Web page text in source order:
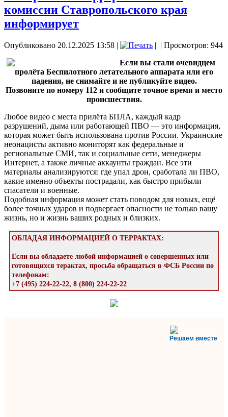
комиссии Ставропольского края
информирует
Опубликовано 20.12.2025 13:58 | | | Просмотров: 944
Если вы стали очевидцем
пролёта Беспилотного летательного аппарата или его
падения, не снимайте и не публикуйте видео.
Позвоните по номеру 112 и сообщите точное время и место
происшествия.
Любое видео с места прилёта БПЛА, каждый кадр
разрушений, дыма или работающей ПВО — это информация,
которая может быть использована против России. Украинские
неонацисты активно мониторят как федеральные и
региональные СМИ, так и социальные сети, менеджеры
Интернет, а также личные аккаунты граждан. Все эти
материалы анализируются: где упал дрон, сработала ли ПВО,
какие именно объекты пострадали, как быстро прибыли
спасатели и военные.
Подобная информация может стать поводом для новых, ещё
более точных ударов и подвергает опасности не только вашу
жизнь, но и жизнь ваших родных и близких.
ОБЛАДАЯ ИНФОРМАЦИЕЙ О ТЕРРАКТАХ:
Если вы обладаете любой информацией о совершенных или
готовящихся терактах, просьба обращаться в ФСБ России по
телефонам:
+7 (495) 224-22-22, 8 (800) 224-22-22
Решаем вместе